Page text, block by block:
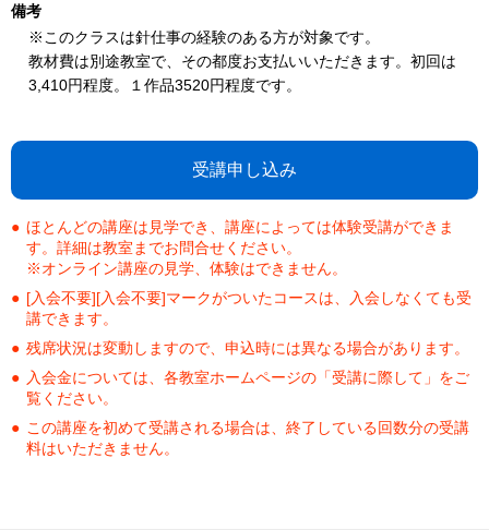
備考
※このクラスは針仕事の経験のある方が対象です。
教材費は別途教室で、その都度お支払いいただきます。初回は
3,410円程度。１作品3520円程度です。
受講申し込み
ほとんどの講座は見学でき、講座によっては体験受講ができま
す。詳細は教室までお問合せください。
※オンライン講座の見学、体験はできません。
[入会不要][入会不要]マークがついたコースは、入会しなくても受
講できます。
残席状況は変動しますので、申込時には異なる場合があります。
入会金については、各教室ホームページの「受講に際して」をご
覧ください。
この講座を初めて受講される場合は、終了している回数分の受講
料はいただきません。